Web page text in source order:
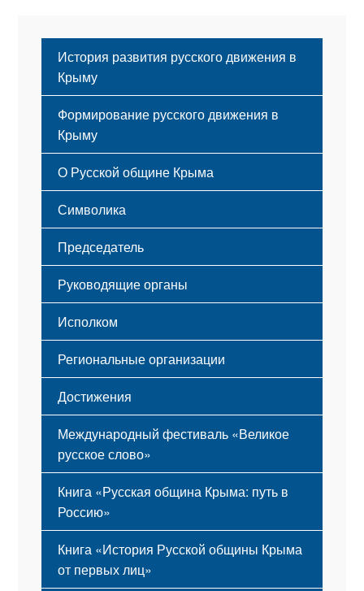
История развития русского движения в
Крыму
Формирование русского движения в
Крыму
Русский Крым
О Русской общине Крыма
Этапы становления
Принципы деятельности
Структура
Мероприятия
Символика
Флаг
Герб
Гимн
Председатель
Руководящие органы
Исполком
Региональные организации
Достижения
Международный фестиваль «Великое
русское слово»
Книга «Русская община Крыма: путь в
Россию»
Книга «История Русской общины Крыма
от первых лиц»